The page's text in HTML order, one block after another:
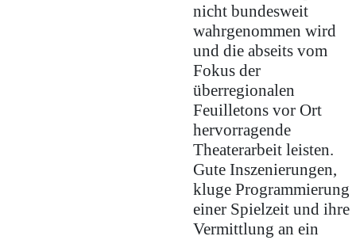
nicht bundesweit
wahrgenommen wird
und die abseits vom
Fokus der
überregionalen
Feuilletons vor Ort
hervorragende
Theaterarbeit leisten.
Gute Inszenierungen,
kluge Programmierung
einer Spielzeit und ihre
Vermittlung an ein